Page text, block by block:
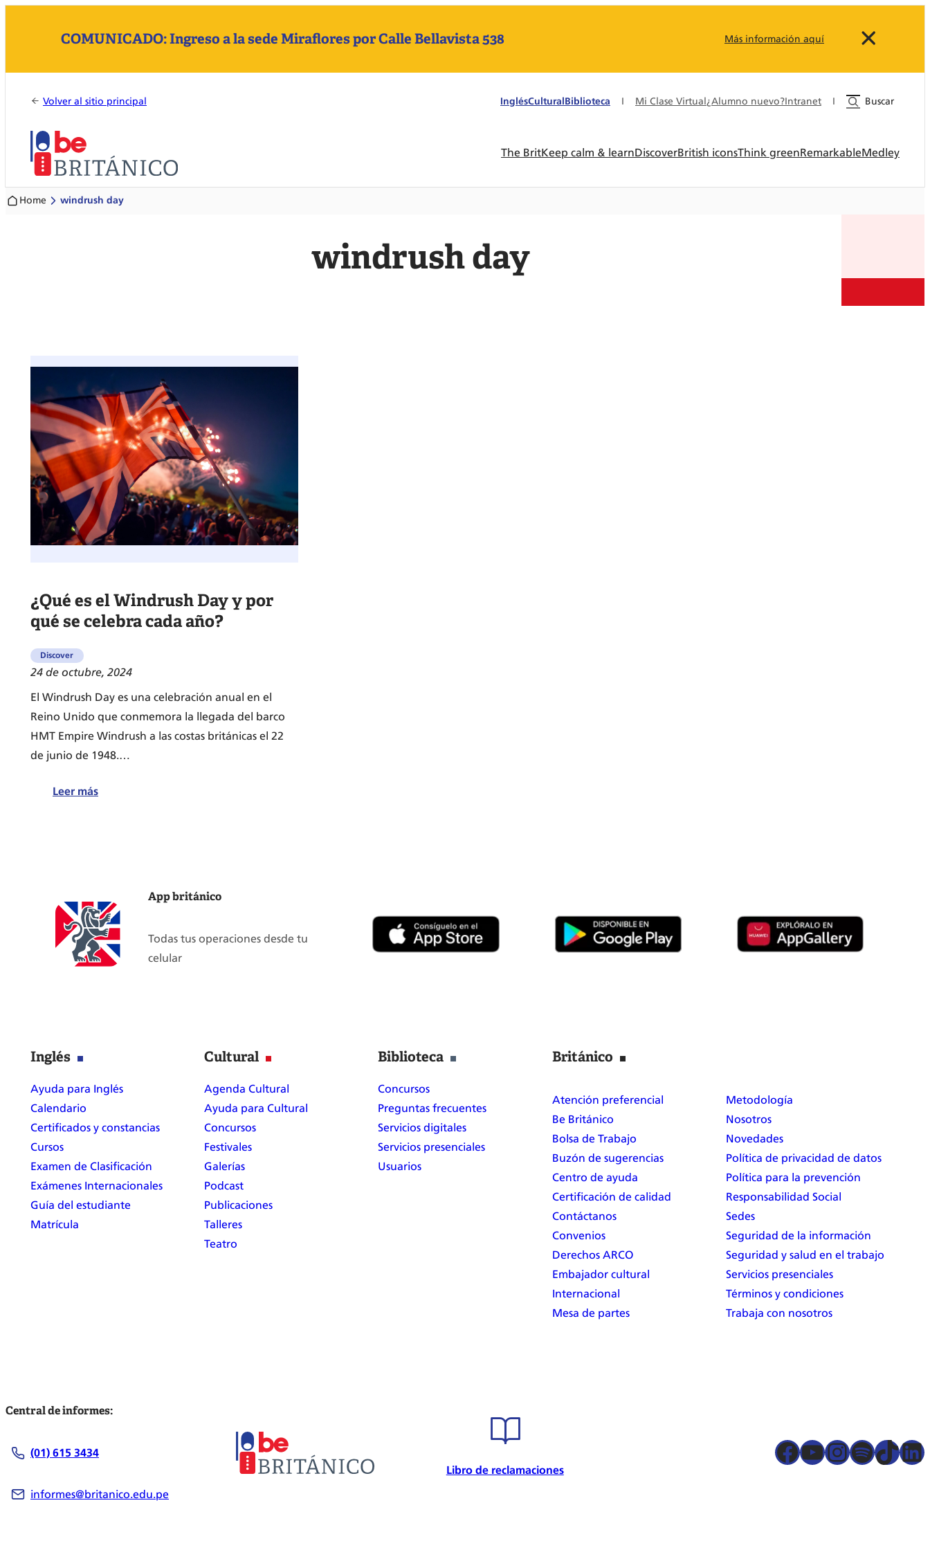
COMUNICADO: Ingreso a la sede Miraflores por Calle Bellavista 538 Más información aquí
Volver al sitio principal InglésCulturalBiblioteca I Mi Clase Virtual¿Alumno nuevo?Intranet I Buscar
The BritKeep calm & learnDiscoverBritish iconsThink greenRemarkableMedley
Home windrush day
windrush day
¿Qué es el Windrush Day y por
qué se celebra cada año?
Discover
24 de octubre, 2024
El Windrush Day es una celebración anual en el
Reino Unido que conmemora la llegada del barco
HMT Empire Windrush a las costas británicas el 22
de junio de 1948.…
Leer más:
y
por
qué
se
App británico
Todas tus operaciones desde tu
celular
Inglés
Ayuda para Inglés
Calendario
Certificados y constancias
Cursos
Examen de Clasificación
Exámenes Internacionales
Guía del estudiante
Matrícula
Cultural
Agenda Cultural
Ayuda para Cultural
Concursos
Festivales
Galerías
Podcast
Publicaciones
Talleres
Teatro
Biblioteca
Concursos
Preguntas frecuentes
Servicios digitales
Servicios presenciales
Usuarios
Británico
Atención preferencial
Be Británico
Bolsa de Trabajo
Buzón de sugerencias
Centro de ayuda
Certificación de calidad
Contáctanos
Convenios
Derechos ARCO
Embajador cultural
Internacional
Mesa de partes
Metodología
Nosotros
Novedades
Política de privacidad de datos
Política para la prevención
Responsabilidad Social
Sedes
Seguridad de la información
Seguridad y salud en el trabajo
Servicios presenciales
Términos y condiciones
Trabaja con nosotros
Central de informes:
(01) 615 3434
informes@britanico.edu.pe
Libro de reclamaciones
Facebook YouTube InstagramSpotify TikTok LinkedIn